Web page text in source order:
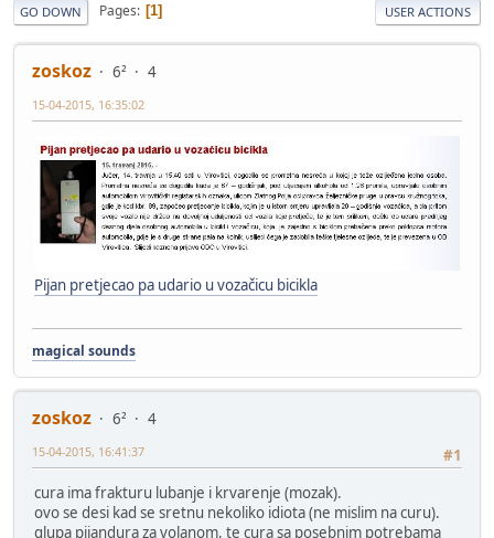
GO DOWN Pages 1 USER ACTIONS
zoskoz 6² 4
15-04-2015, 16:35:02
Pijan pretjecao pa udario u vozačicu bicikla
magical sounds
zoskoz 6²
4
#1
15-04-2015, 16:41:37
cura ima frakturu lubanje i krvarenje (mozak).
ovo se desi kad se sretnu nekoliko idiota (ne mislim na curu).
glupa pijandura za volanom, te cura sa posebnim potrebama